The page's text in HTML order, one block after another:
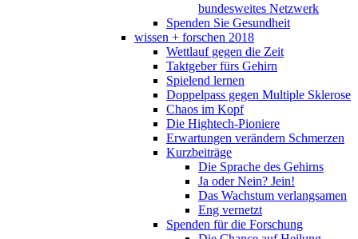
bundesweites Netzwerk
Spenden Sie Gesundheit
wissen + forschen 2018
Wettlauf gegen die Zeit
Taktgeber fürs Gehirn
Spielend lernen
Doppelpass gegen Multiple Sklerose
Chaos im Kopf
Die Hightech-Pioniere
Erwartungen verändern Schmerzen
Kurzbeiträge
Die Sprache des Gehirns
Ja oder Nein? Jein!
Das Wachstum verlangsamen
Eng vernetzt
Spenden für die Forschung